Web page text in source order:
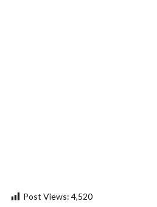
Post Views: 4,520